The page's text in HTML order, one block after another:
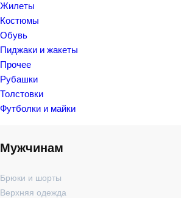
Жилеты
Костюмы
Обувь
Пиджаки и жакеты
Прочее
Рубашки
Толстовки
Футболки и майки
Мужчинам
Брюки и шорты
Верхняя одежда